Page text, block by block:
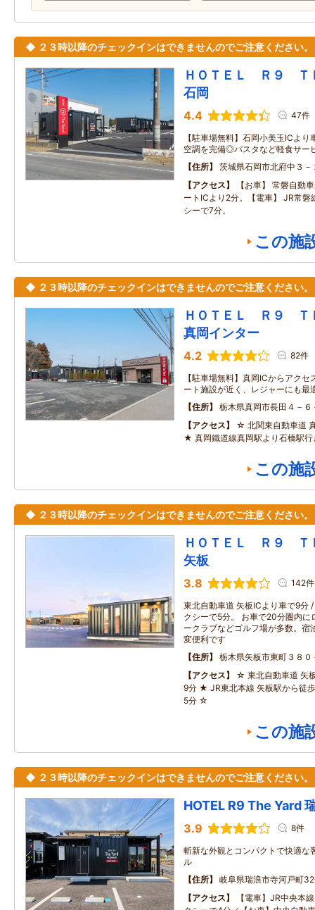
◆ ２３時以降のチェックインはできませんのでご注意ください。
ＨＯＴＥＬ Ｒ９
石岡
4.4 47件
【駐車場無料】石岡小美玉ICよ
空調を完備◎パスタなど軽食サー
住所
茨城県石岡市北府中３－
アクセス
【お車】 常磐自動
ートICより2分。【電車】 JR常磐
シーで7分。
この施
◆ ２３時以降のチェックインはできませんのでご注意ください。
ＨＯＴＥＬ Ｒ９
真岡インター
4.2 82件
【駐車場無料】真岡ICからアク
ート施設が近く、レジャーにも最
住所
栃木県真岡市長田４－
アクセス
☆ 北関東自動車道
★ 真岡鐵道線真岡駅より石橋駅
この施
◆ ２３時以降のチェックインはできませんのでご注意ください。
ＨＯＴＥＬ Ｒ９
矢板
3.8 142件
東北自動車道 矢板ICより車で9分
クシーで5分。 お車で20分圏内に
ークラブなどゴルフ場が多数。宿
変便利です
住所
栃木県矢板市東町３８０
アクセス
☆ 東北自動車道 矢
9分 ★ JR東北本線 矢板駅から徒
5分 ☆
この施
◆ ２３時以降のチェックインはできませんのでご注意ください。
HOTEL R9 The Yard
3.9 8件
斬新な外観とコンパクトで快適な
ル
住所
岐阜県瑞浪市寺河戸町
アクセス
【電車】JR中央本